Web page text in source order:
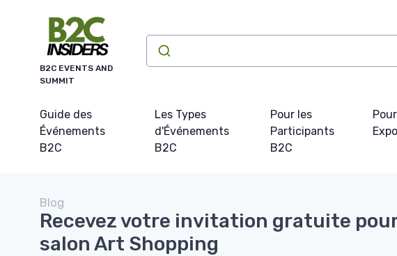
B2C EVENTS AND
SUMMIT
Guide des
Événements
B2C
Les Types
d'Événements
B2C
Pour les
Participants
B2C
Blog
Recevez votre invitation gratuite
salon Art Shopping